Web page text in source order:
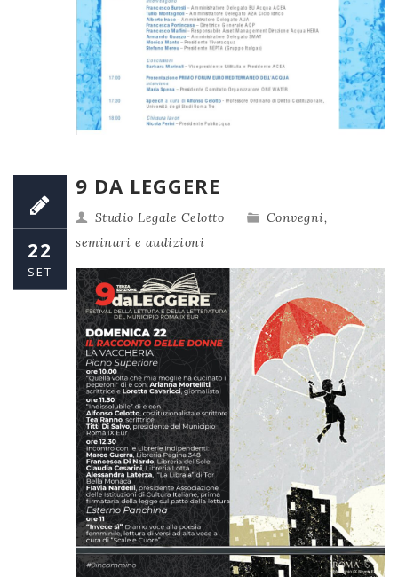
22
SET
9 DA LEGGERE
Studio Legale Celotto
Convegni,
seminari e audizioni